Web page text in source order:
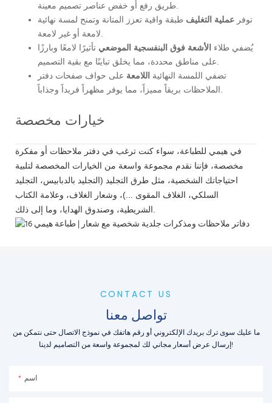
طريق رفع أو خفض عناصر تصميم معينة.
توفرعملية التغليف طبقة واقية تعزز المتانة وتمنح لمسة نهائية
يُضفي طلاء
الأشعة فوق البنفسجية الموضعي تأثيرًا لامعًا وبارزًا
تضفي اللمسة النهائية اللامعة على حواف صفحات دفتر
خيارات مخصصة
في هيمي للطباعة، سواء كنت ترغب في دفتر ملاحظات أو مفكرة
مخصصة، فإننا نقدم مجموعة واسعة من الخيارات المخصصة لتلبية
احتياجاتك الشخصية، مثل طرق التجليد (التجليد بالدبابيس، التجليد
السلكي، الغلاف المقوى ...)، وشعار الغلاف، وعلامة الكتاب
CONTACT US
تواصل معنا
ما عليك سوى ترك بريدك الإلكتروني أو رقم هاتفك في نموذج الاتصال حتى نتمكن من
إرسال عرض أسعار مجاني لك لمجموعة واسعة من التصاميم لدينا!
اسم